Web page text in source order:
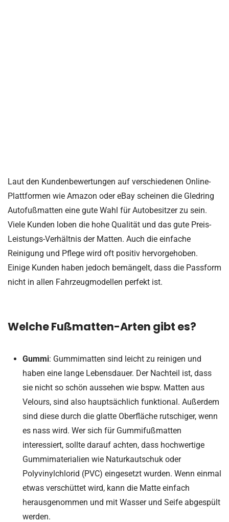
Laut den Kundenbewertungen auf verschiedenen Online-
Plattformen wie Amazon oder eBay scheinen die Gledring
Autofußmatten eine gute Wahl für Autobesitzer zu sein.
Viele Kunden loben die hohe Qualität und das gute Preis-
Leistungs-Verhältnis der Matten. Auch die einfache
Reinigung und Pflege wird oft positiv hervorgehoben.
Einige Kunden haben jedoch bemängelt, dass die Passform
nicht in allen Fahrzeugmodellen perfekt ist.
Welche Fußmatten-Arten gibt es?
Gummi: Gummimatten sind leicht zu reinigen und
haben eine lange Lebensdauer. Der Nachteil ist, dass
sie nicht so schön aussehen wie bspw. Matten aus
Velours, sind also hauptsächlich funktional. Außerdem
sind diese durch die glatte Oberfläche rutschiger, wenn
es nass wird. Wer sich für Gummifußmatten
interessiert, sollte darauf achten, dass hochwertige
Gummimaterialien wie Naturkautschuk oder
Polyvinylchlorid (PVC) eingesetzt wurden. Wenn einmal
etwas verschüttet wird, kann die Matte einfach
herausgenommen und mit Wasser und Seife abgespült
werden.